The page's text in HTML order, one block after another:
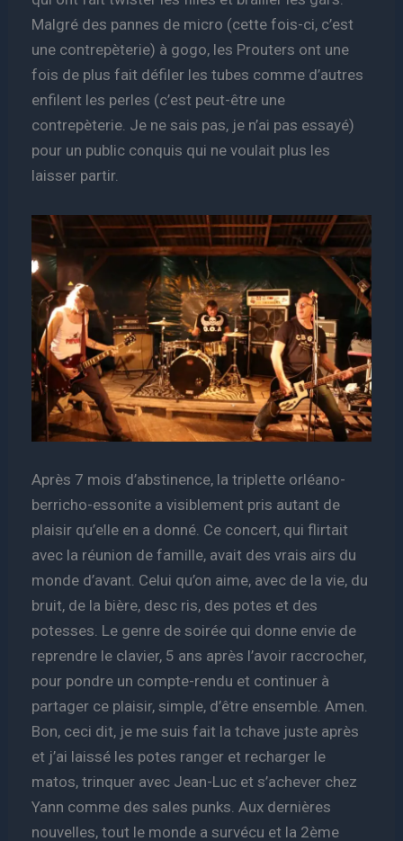
Malgré des pannes de micro (cette fois-ci, c’est
une contrepèterie) à gogo, les Prouters ont une
fois de plus fait défiler les tubes comme d’autres
enfilent les perles (c’est peut-être une
contrepèterie. Je ne sais pas, je n’ai pas essayé)
pour un public conquis qui ne voulait plus les
laisser partir.
Après 7 mois d’abstinence, la triplette orléano-
berricho-essonite a visiblement pris autant de
plaisir qu’elle en a donné. Ce concert, qui flirtait
avec la réunion de famille, avait des vrais airs du
monde d’avant. Celui qu’on aime, avec de la vie, du
bruit, de la bière, desc ris, des potes et des
potesses. Le genre de soirée qui donne envie de
reprendre le clavier, 5 ans après l’avoir raccrocher,
pour pondre un compte-rendu et continuer à
partager ce plaisir, simple, d’être ensemble. Amen.
Bon, ceci dit, je me suis fait la tchave juste après
et j’ai laissé les potes ranger et recharger le
matos, trinquer avec Jean-Luc et s’achever chez
Yann comme des sales punks. Aux dernières
nouvelles, tout le monde a survécu et la 2ème